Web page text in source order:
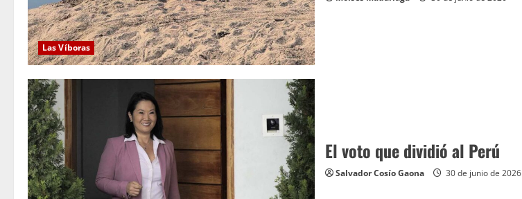
Las Víboras
El voto que dividió al Perú
Salvador Cosío Gaona 30 de junio de 2026